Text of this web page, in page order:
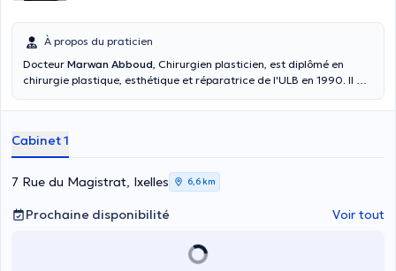
À propos du praticien
Docteur Marwan Abboud, Chirurgien plasticien, est diplômé en
chirurgie plastique, esthétique et réparatrice de l'ULB en 1990. Il a
Madeleine Lejour à l’Hôpital Brugmann à Bruxelles. Il a également
chef de service de Chirurgie Plastique au CHU de Tivoli à la Louvière
depuis 1994. Il participe à de nombreux congrès internationaux de
chirurgie plastique et esthétique. Il est également membre de
plusieurs associations scientifiques nationales et internationales
telles que : American Society of Plastic Surgeons, Royal Belgian
Society of Plastic Surgery ou encore European Association of Plastic
Cabinet 1
7 Rue du Magistrat, Ixelles 6,6 km
Prochaine disponibilité Voir tout